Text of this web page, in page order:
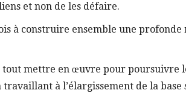
et non de les défaire.
à construire ensemble une
tout mettre en œuvre pour poursuivre
à l’élargissement de la base